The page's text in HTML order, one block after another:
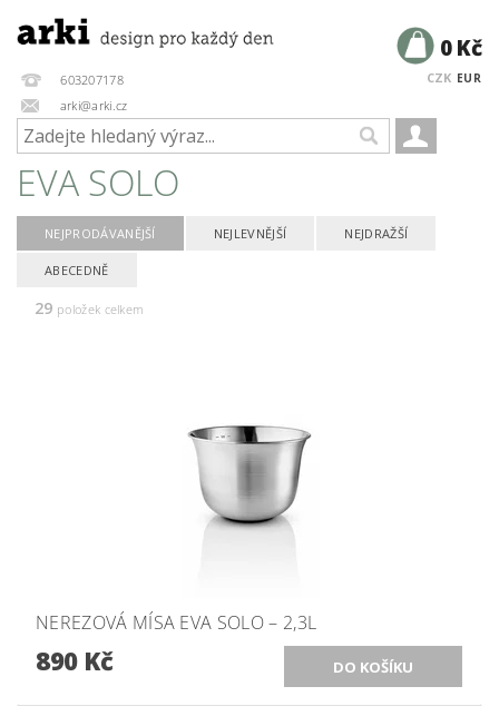
603207178
arki@arki.cz
CZK EUR
0 Kč
EVA SOLO
NEJPRODÁVANĚJŠÍ NEJLEVNĚJŠÍ NEJDRAŽŠÍ
ABECEDNĚ
29 položek celkem
NEREZOVÁ MÍSA EVA SOLO – 2,3L
890 Kč